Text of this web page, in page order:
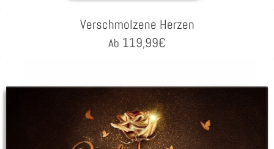
Verschmolzene Herzen
Ab 119,99€